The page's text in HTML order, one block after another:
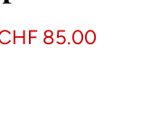
85.00